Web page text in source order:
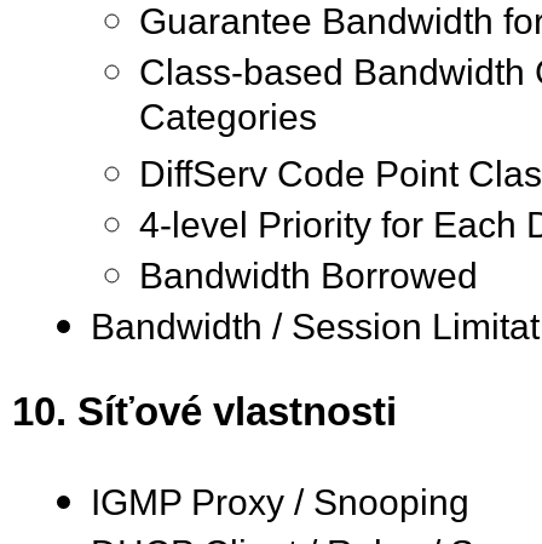
Guarantee Bandwidth
Class-based Bandwidth
Categories
DiffServ Code Point
4-level Priority for Each
Bandwidth Borrowed
Bandwidth / Session
10. Síťové vlastnosti
IGMP Proxy / Snooping